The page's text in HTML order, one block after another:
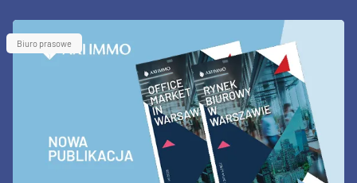
Biuro prasowe